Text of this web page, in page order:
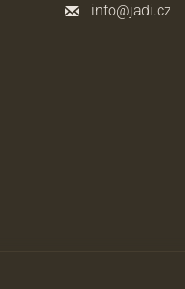
info@jadi.cz